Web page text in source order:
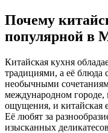
Почему
популярной в
Китайская кухня
традициями, а её блюда
необычными
международном
ощущения, и китайская
Её любят за
изысканных